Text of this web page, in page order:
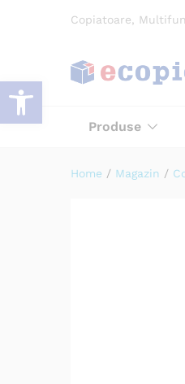
Copiatoare,
Produse
Home / Magazin /
Descriere
Deschide bara de unelte